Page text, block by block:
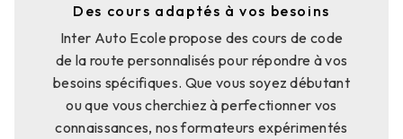
Des cours adaptés à vos besoins
Inter Auto Ecole propose des cours de code
de la route personnalisés pour répondre à vos
besoins spécifiques. Que vous soyez débutant
ou que vous cherchiez à perfectionner vos
connaissances, nos formateurs expérimentés